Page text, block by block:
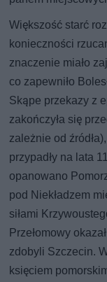
Większość starć
konieczności
znaczenie miało
co zapewniło
Skąpe przekazy z
zakończyła się
zależnie od
przypadły na lata
opanowano
pod Niekładzem
siłami
Przełomowy
zdobyli Szczecin.
księciem